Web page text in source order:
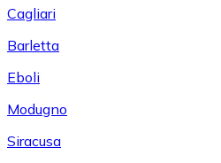
Cagliari
Barletta
Eboli
Modugno
Siracusa